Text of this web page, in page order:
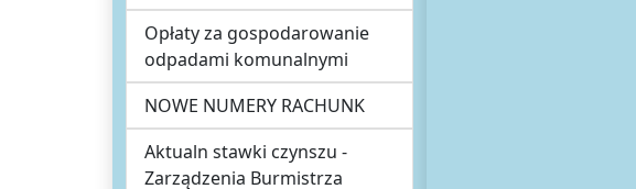
Opłaty za gospodarowanie
odpadami komunalnymi
NOWE NUMERY RACHUNK
Aktualn stawki czynszu -
Zarządzenia Burmistrza